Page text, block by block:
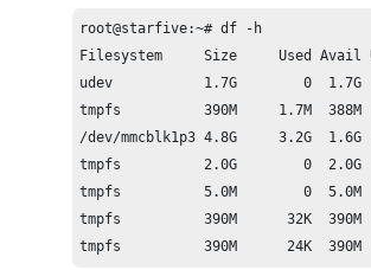
root@starfive:~# df -h
Filesystem     Size     Used Avail
udev           1.7G        0  1.7G
tmpfs          390M     1.7M  388M
/dev/mmcblk1p3 4.8G     3.2G  1.6G
tmpfs          2.0G        0  2.0G
tmpfs          5.0M        0  5.0M
tmpfs          390M      32K  390M